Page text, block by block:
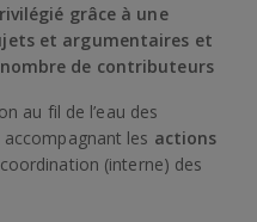
grâce à une
et argumentaires et
de contributeurs
au fil de l’eau des
les actions
(interne) des